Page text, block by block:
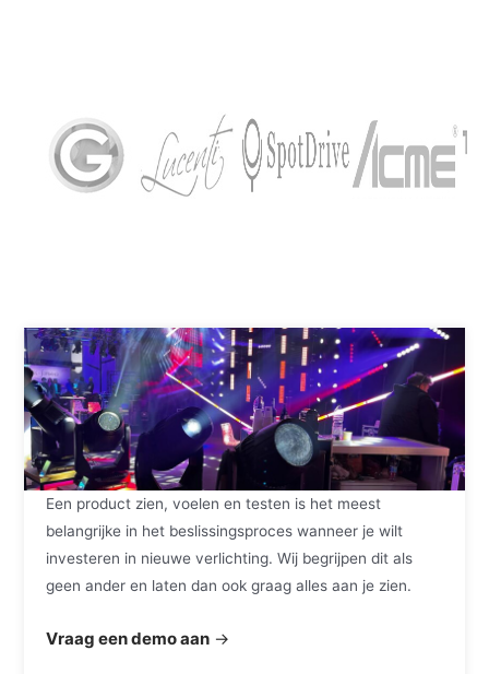
Een product zien, voelen en testen is het meest
belangrijke in het beslissingsproces wanneer je wilt
investeren in nieuwe verlichting. Wij begrijpen dit als
geen ander en laten dan ook graag alles aan je zien.
Vraag een demo aan →